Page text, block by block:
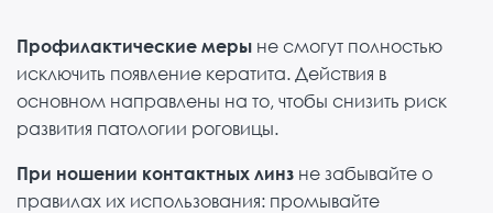
Профилактические меры не смогут полностью
исключить появление кератита. Действия в
основном направлены на то, чтобы снизить риск
развития патологии роговицы.
При ношении контактных линз не забывайте о
правилах их использования: промывайте